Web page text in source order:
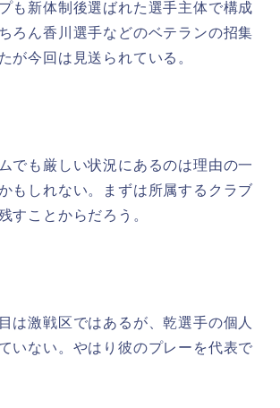
も新体制後選ばれた選手主体で構成
ろん香川選手などのベテランの招集
が今回は見送られている。
でも厳しい状況にあるのは理由の一
もしれない。まずは所属するクラブ
すことからだろう。
は激戦区ではあるが、乾選手の個人
いない。やはり彼のプレーを代表で